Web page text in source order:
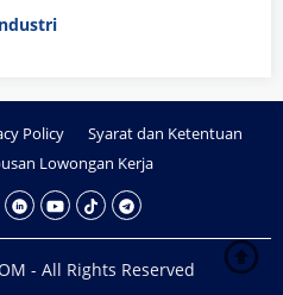
Policy
Syarat dan Ketentuan
Lowongan Kerja
- All Rights Reserved